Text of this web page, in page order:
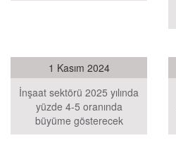
1 Kasım 2024
İnşaat sektörü 2025 yılında
yüzde 4-5 oranında
büyüme gösterecek